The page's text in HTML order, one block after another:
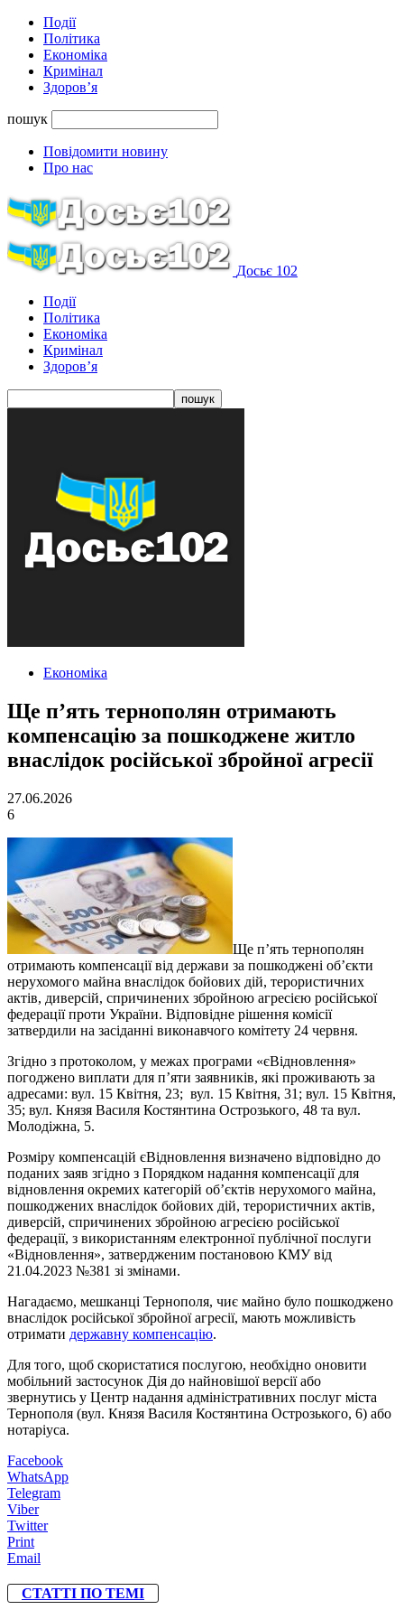
Події
Політика
Економіка
Кримінал
Здоров’я
пошук
Повідомити новину
Про нас
Досьє 102
Події
Політика
Економіка
Кримінал
Здоров’я
Економіка
Ще п’ять тернополян отримають
компенсацію за пошкоджене житло
внаслідок російської збройної агресії
27.06.2026
6
Ще п’ять тернополян
отримають компенсації від держави за пошкоджені об’єкти
нерухомого майна внаслідок бойових дій, терористичних
актів, диверсій, спричинених збройною агресією російської
федерації проти України. Відповідне рішення комісії
затвердили на засіданні виконавчого комітету 24 червня.
Згідно з протоколом, у межах програми «єВідновлення»
погоджено виплати для п’яти заявників, які проживають за
адресами: вул. 15 Квітня, 23; вул. 15 Квітня, 31; вул. 15 Квітня,
35; вул. Князя Василя Костянтина Острозького, 48 та вул.
Молодіжна, 5.
Розміру компенсацій єВідновлення визначено відповідно до
поданих заяв згідно з Порядком надання компенсації для
відновлення окремих категорій об’єктів нерухомого майна,
пошкоджених внаслідок бойових дій, терористичних актів,
диверсій, спричинених збройною агресією російської
федерації, з використанням електронної публічної послуги
«Відновлення», затвердженим постановою КМУ від
21.04.2023 №381 зі змінами.
Нагадаємо, мешканці Тернополя, чиє майно було пошкоджено
внаслідок російської збройної агресії, мають можливість
отримати державну компенсацію.
Для того, щоб скористатися послугою, необхідно оновити
мобільний застосунок Дія до найновішої версії або
звернутись у Центр надання адміністративних послуг міста
Тернополя (вул. Князя Василя Костянтина Острозького, 6) або
нотаріуса.
Facebook
WhatsApp
Telegram
Viber
Twitter
Print
Email
СТАТТІ ПО ТЕМІ